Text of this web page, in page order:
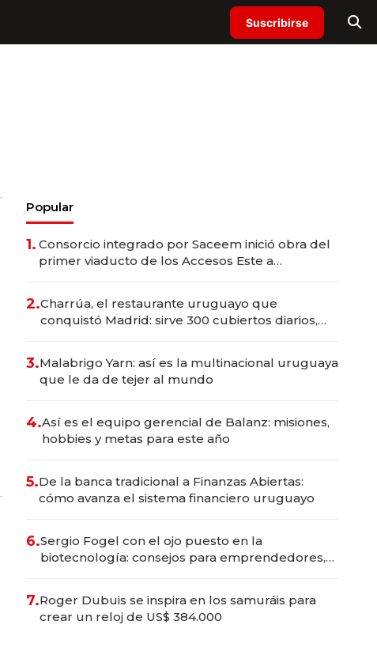
Suscribirse
Popular
1. Consorcio integrado por Saceem inició obra del
primer viaducto de los Accesos Este a
2.Charrúa, el restaurante uruguayo que
conquistó Madrid: sirve 300 cubiertos diarios,
3.Malabrigo Yarn: así es la multinacional uruguaya
que le da de tejer al mundo
4.Así es el equipo gerencial de Balanz: misiones,
hobbies y metas para este año
5.De la banca tradicional a Finanzas Abiertas:
cómo avanza el sistema financiero uruguayo
6.Sergio Fogel con el ojo puesto en la
biotecnología: consejos para emprendedores,
7.Roger Dubuis se inspira en los samuráis para
crear un reloj de US$ 384.000